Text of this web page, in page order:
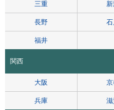
三重
長野 石
福井
関西
大阪
兵庫